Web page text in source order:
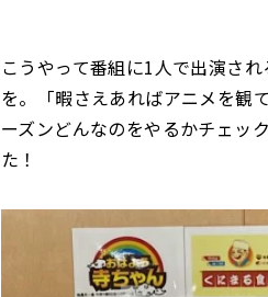
こうやって番組に1人で出演さ
を。「暇さえあればアニメを観
ーズンどんなのをやるかチェッ
た！